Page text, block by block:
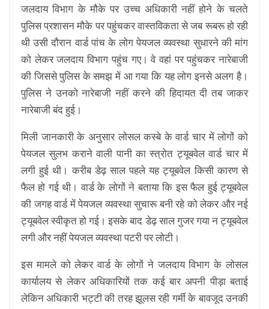
जलदाय विभाग के मौके पर उच्च अधिकारी नहीं होने के चलते
पुलिस प्रशासन मौके पर पहुंचकर वास्तविकता से जब रूबरू हो रही
थी उसी दौरान वार्ड पांच के लोग पेयजल व्यवस्था सुधारने की मांग
को लेकर जलदाय विभाग पहुंच गए। वे वहां पर पहुंचकर नारेबाजी
की जिससे पुलिस के समझ में आ गया कि यह लोग इनसे अलग है।
पुलिस ने उनको नारेबाजी नहीं करने की हिदायत दी तब जाकर
नारेबाजी बंद हुई।
मिली जानकारी के अनुसार लोसल कस्बे के वार्ड चार में लोगों को
पेयजल सुलभ कराने वाली पानी का स्त्रोत ट्यूबवेल वार्ड चार में
लगी हुई थी। करीब डेढ़ साल पहले यह ट्यूबवेल किसी कारण से
फैल हो गई थी। वार्ड के लोगों ने बताया कि इस फैल हुई ट्यूबवेल
की जगह वार्ड में पेयजल व्यवस्था सुचारू बनी रहे को लेकर और नई
ट्यूबवेल स्वीकृत हो गई। इसके बाद डेढ़ साल गुजर गया न ट्यूबवेल
लगी और नहीं पेयजल व्यवस्था पटरी पर लोटी।
इस मामले को लेकर वार्ड के लोगों ने जलदाय विभाग के लोसल
कार्यालय से लेकर अधिकारियों तक कई बार अपनी पीड़ा बताई
लेकिन अधिकारी भट्टी की तरह झूलस रही गर्मी के बावजूद उनकी